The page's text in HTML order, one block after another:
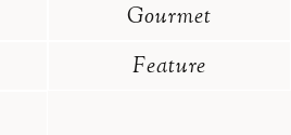
Gourmet
Feature